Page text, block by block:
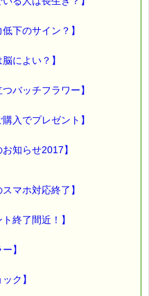
下のサイン？】
によい？】
バッチフラワー】
入でプレゼント】
知らせ2017】
マホ対応終了】
終了間近！】
】
ク】